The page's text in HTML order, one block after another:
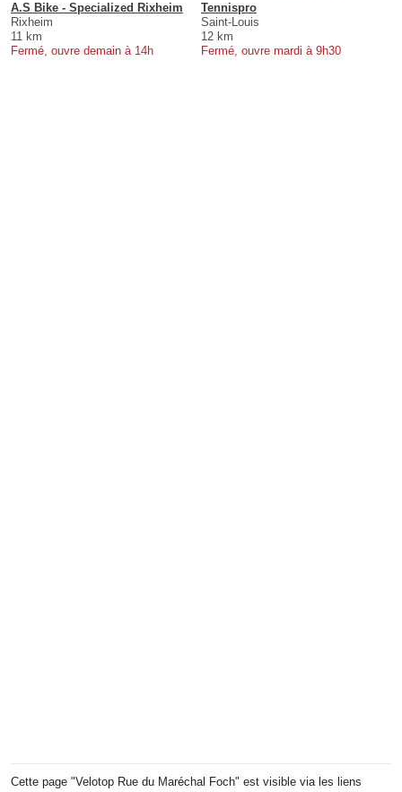
A.S Bike - Specialized Rixheim
Rixheim
11 km
Fermé, ouvre demain à 14h
Tennispro
Saint-Louis
12 km
Fermé, ouvre mardi à 9h30
Cette page "Velotop Rue du Maréchal Foch" est visible via les liens